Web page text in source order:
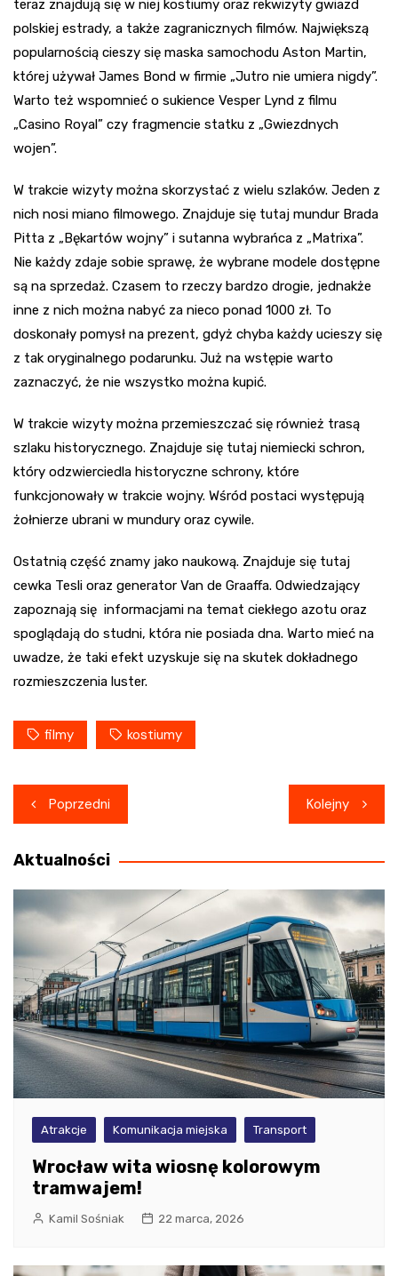
teraz znajdują się w niej kostiumy oraz rekwizyty gwiazd
polskiej estrady, a także zagranicznych filmów. Największą
popularnością cieszy się maska samochodu Aston Martin,
której używał James Bond w firmie „Jutro nie umiera nigdy”.
Warto też wspomnieć o sukience Vesper Lynd z filmu
„Casino Royal” czy fragmencie statku z „Gwiezdnych
wojen”.
W trakcie wizyty można skorzystać z wielu szlaków. Jeden z
nich nosi miano filmowego. Znajduje się tutaj mundur Brada
Pitta z „Bękartów wojny” i sutanna wybrańca z „Matrixa”.
Nie każdy zdaje sobie sprawę, że wybrane modele dostępne
są na sprzedaż. Czasem to rzeczy bardzo drogie, jednakże
inne z nich można nabyć za nieco ponad 1000 zł. To
doskonały pomysł na prezent, gdyż chyba każdy ucieszy się
z tak oryginalnego podarunku. Już na wstępie warto
zaznaczyć, że nie wszystko można kupić.
W trakcie wizyty można przemieszczać się również trasą
szlaku historycznego. Znajduje się tutaj niemiecki schron,
który odzwierciedla historyczne schrony, które
funkcjonowały w trakcie wojny. Wśród postaci występują
żołnierze ubrani w mundury oraz cywile.
Ostatnią część znamy jako naukową. Znajduje się tutaj
cewka Tesli oraz generator Van de Graaffa. Odwiedzający
zapoznają się informacjami na temat ciekłego azotu oraz
spoglądają do studni, która nie posiada dna. Warto mieć na
uwadze, że taki efekt uzyskuje się na skutek dokładnego
rozmieszczenia luster.
filmy kostiumy
Nawigacja
wpisu
Poprzedni Kolejny
Aktualności
Atrakcje Komunikacja miejska Transport
Wrocław wita wiosnę kolorowym
tramwajem!
Kamil Sośniak 22 marca, 2026